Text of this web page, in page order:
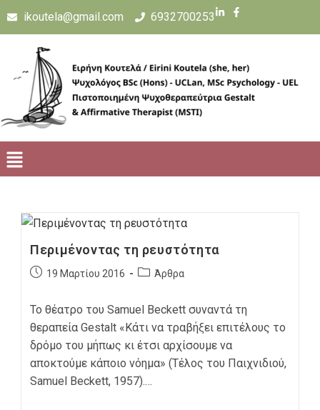
ikoutela@gmail.com 6932700253
Περιμένοντας τη ρευστότητα
19 Μαρτίου 2016 Άρθρα
Το θέατρο του Samuel Beckett συναντά τη
θεραπεία Gestalt «Κάτι να τραβήξει επιτέλους το
δρόμο του μήπως κι έτσι αρχίσουμε να
αποκτούμε κάποιο νόημα» (Τέλος του Παιχνιδιού,
Samuel Beckett, 1957).…